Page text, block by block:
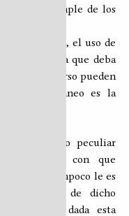
el más simple de los
un redoble, el uso de
no implica que deba
de ese recurso pueden
del rucaneo es la
es algo peculiar
con que
presencia tampoco le es
de dicho
constante; dada esta